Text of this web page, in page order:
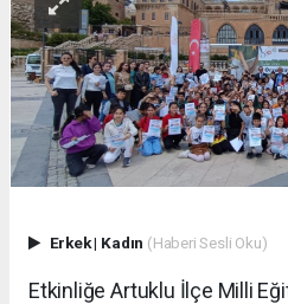
Erkek| Kadın (Haberi Sesli Oku)
Etkinliğe Artuklu İlçe Milli